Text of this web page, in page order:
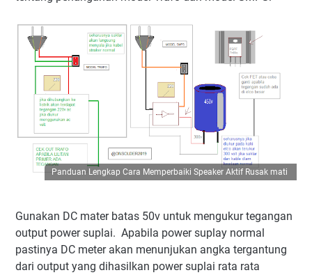
Panduan Lengkap Cara Memperbaiki Speaker Aktif Rusak mati
Gunakan DC mater batas 50v untuk mengukur tegangan
output power suplai. Apabila power suplay normal
pastinya DC meter akan menunjukan angka tergantung
dari output yang dihasilkan power suplai rata rata